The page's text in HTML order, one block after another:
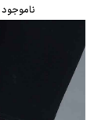
ناموجود